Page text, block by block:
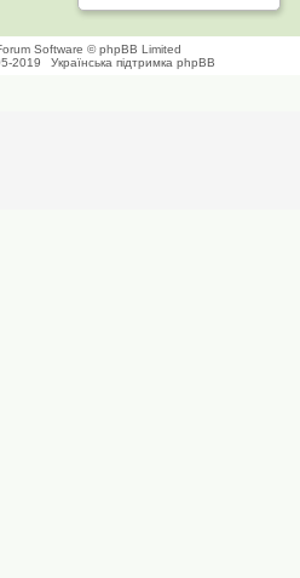
Software © phpBB Limited
2019
Українська підтримка phpBB